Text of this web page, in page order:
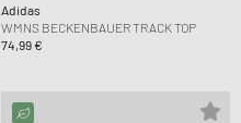
Adidas
WMNS BECKENBAUER TRACK TOP
74,99 €